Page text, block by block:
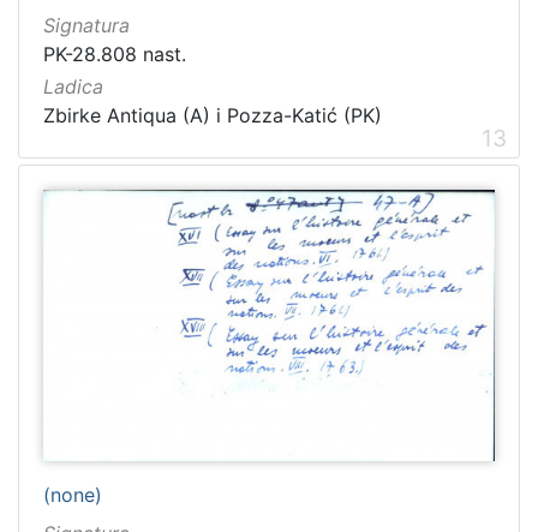
Signatura
PK-28.808 nast.
Ladica
Zbirke Antiqua (A) i Pozza-Katić (PK)
13
(none)